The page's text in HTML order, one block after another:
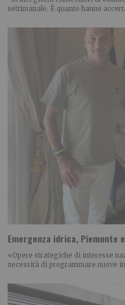
settimanale. È quanto hanno
Emergenza idrica, Piemonte
«Opere strategiche di interesse
necessità di programmare nuove